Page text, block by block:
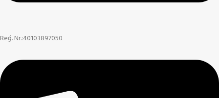
Reģ. Nr.:40103897050